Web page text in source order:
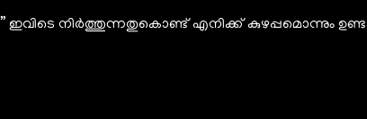
” ഇവിടെ നിർത്തുന്നതുകൊണ്ട് എനിക്ക് കുഴപ്പമൊന്നും